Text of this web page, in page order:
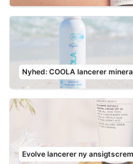
Nyhed: COOLA lancerer
Evolve lancerer ny